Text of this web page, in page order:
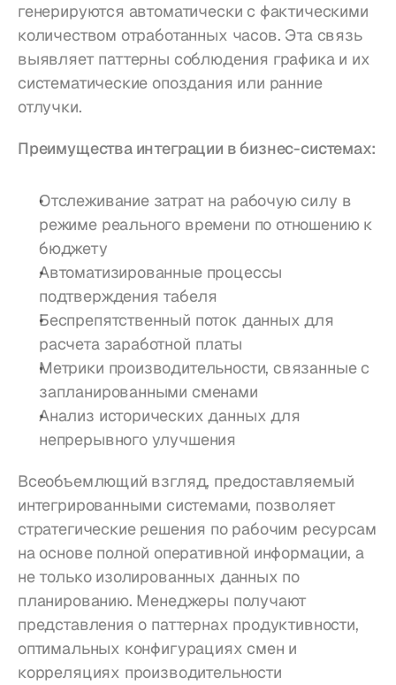
генерируются автоматически с фактическими
количеством отработанных часов. Эта связь
выявляет паттерны соблюдения графика и их
систематические опоздания или ранние
отлучки.
Преимущества интеграции в бизнес-системах:
Отслеживание затрат на рабочую силу в
режиме реального времени по отношению к
бюджету
Автоматизированные процессы
подтверждения табеля
Беспрепятственный поток данных для
расчета заработной платы
Метрики производительности, связанные с
запланированными сменами
Анализ исторических данных для
непрерывного улучшения
Всеобъемлющий взгляд, предоставляемый
интегрированными системами, позволяет
стратегические решения по рабочим ресурсам
на основе полной оперативной информации, а
не только изолированных данных по
планированию. Менеджеры получают
представления о паттернах продуктивности,
оптимальных конфигурациях смен и
корреляциях производительности